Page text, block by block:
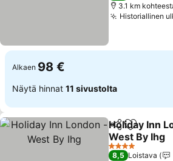
3.1 km
Historiallinen
Alkaen 98 €
Näytä hinnat 11 sivustolta
Jaa Lisää
Holiday Inn
West By Ihg
Katso hinnat
4 Tähtiluokitus
8,5 Loistava